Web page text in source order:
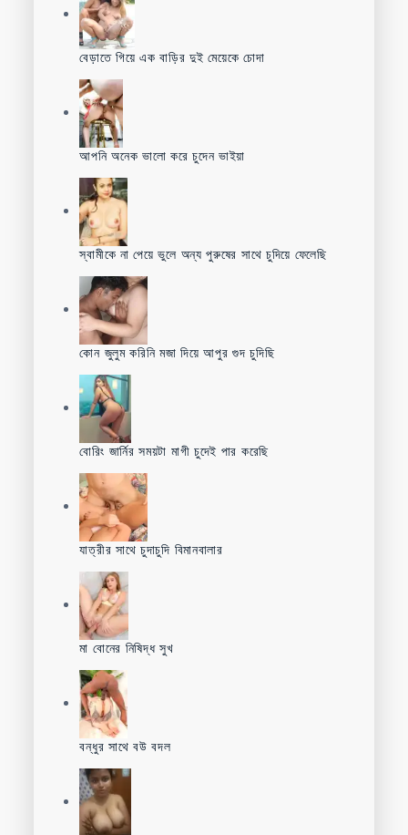
বেড়াতে গিয়ে এক বাড়ির দুই মেয়েকে চোদা
আপনি অনেক ভালো করে চুদেন ভাইয়া
স্বামীকে না পেয়ে ভুলে অন্য পুরুষের সাথে চুদিয়ে ফেলেছি
কোন জুলুম করিনি মজা দিয়ে আপুর গুদ চুদিছি
বোরিং জার্নির সময়টা মাগী চুদেই পার করেছি
যাত্রীর সাথে চুদাচুদি বিমানবালার
মা বোনের নিষিদ্ধ সুখ
বন্ধুর সাথে বউ বদল